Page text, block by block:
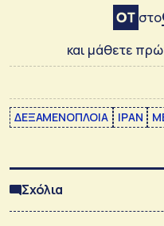
στο
και μάθετε
ΔΕΞΑΜΕΝΟΠΛΟΙΑ ΙΡΑΝ
Σχόλια